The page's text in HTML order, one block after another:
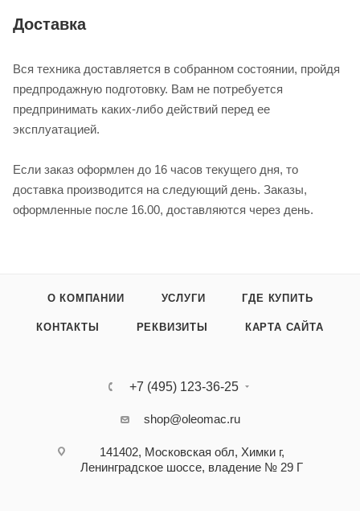
Доставка
Вся техника доставляется в собранном состоянии, пройдя
предпродажную подготовку. Вам не потребуется
предпринимать каких-либо действий перед ее
эксплуатацией.
Если заказ оформлен до 16 часов текущего дня, то
доставка производится на следующий день. Заказы,
оформленные после 16.00, доставляются через день.
О КОМПАНИИ УСЛУГИ ГДЕ КУПИТЬ
КОНТАКТЫ РЕКВИЗИТЫ КАРТА САЙТА
+7 (495) 123-36-25‬
shop@oleomac.ru
141402, Московская обл, Химки г,
Ленинградское шоссе, владение № 29 Г